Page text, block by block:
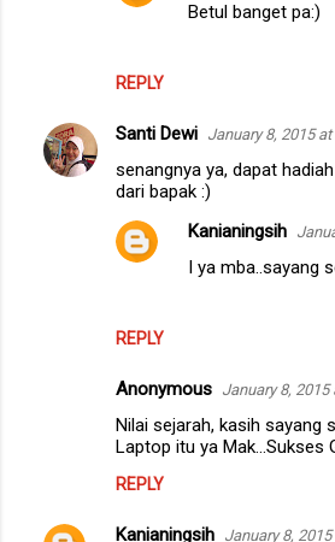
REPLY
Betul banget pa:)
Santi Dewi January 8, 2015 at
senangnya ya, dapat
dari bapak :)
REPLY
Kanianingsih
I ya mba..sayang
Anonymous January 8, 2015
Nilai sejarah, kasih sayang
Laptop itu ya Mak...Sukses
REPLY
Kanianingsih January 8,